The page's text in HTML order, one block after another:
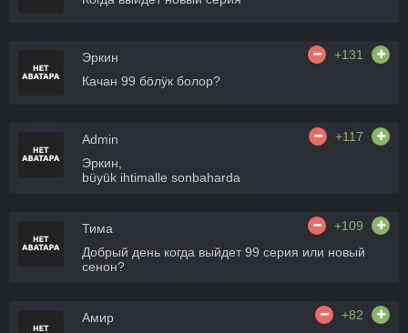
Эркин
+131
Качан 99 бӧлӱк болор?
Admin
+117
Эркин,
büyük ihtimalle sonbaharda
Тима
+109
Добрый день когда выйдет 99 серия или новый
сенон?
Амир
+82